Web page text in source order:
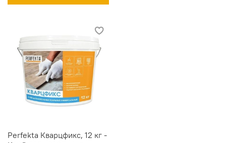
Perfekta Кварцфикс, 12 кг -